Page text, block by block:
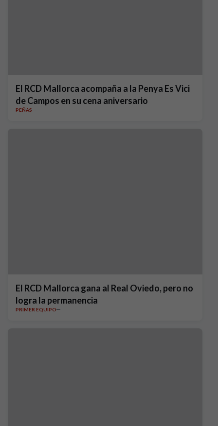
El RCD Mallorca acompaña a la Penya Es Vici
de Campos en su cena aniversario
PEÑAS
El RCD Mallorca gana al Real Oviedo, pero no
logra la permanencia
PRIMER EQUIPO